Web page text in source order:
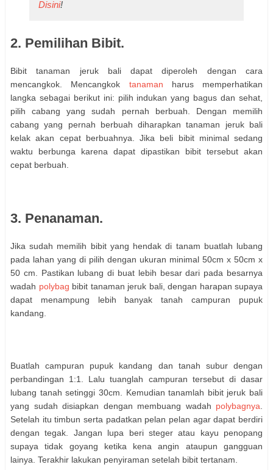
Disini!
2. Pemilihan Bibit.
Bibit tanaman jeruk bali dapat diperoleh dengan cara
mencangkok. Mencangkok tanaman harus memperhatikan
langka sebagai berikut ini: pilih indukan yang bagus dan sehat,
pilih cabang yang sudah pernah berbuah. Dengan memilih
cabang yang pernah berbuah diharapkan tanaman jeruk bali
kelak akan cepat berbuahnya. Jika beli bibit minimal sedang
waktu berbunga karena dapat dipastikan bibit tersebut akan
cepat berbuah.
3. Penanaman.
Jika sudah memilih bibit yang hendak di tanam buatlah lubang
pada lahan yang di pilih dengan ukuran minimal 50cm x 50cm x
50 cm. Pastikan lubang di buat lebih besar dari pada besarnya
wadah polybag bibit tanaman jeruk bali, dengan harapan supaya
dapat menampung lebih banyak tanah campuran pupuk
kandang.
Buatlah campuran pupuk kandang dan tanah subur dengan
perbandingan 1:1. Lalu tuanglah campuran tersebut di dasar
lubang tanah setinggi 30cm. Kemudian tanamlah bibit jeruk bali
yang sudah disiapkan dengan membuang wadah polybagnya
Setelah itu timbun serta padatkan pelan pelan agar dapat berdiri
dengan tegak. Jangan lupa beri steger atau kayu penopang
supaya tidak goyang ketika kena angin ataupun gangguan
lainya. Terakhir lakukan penyiraman setelah bibit tertanam.